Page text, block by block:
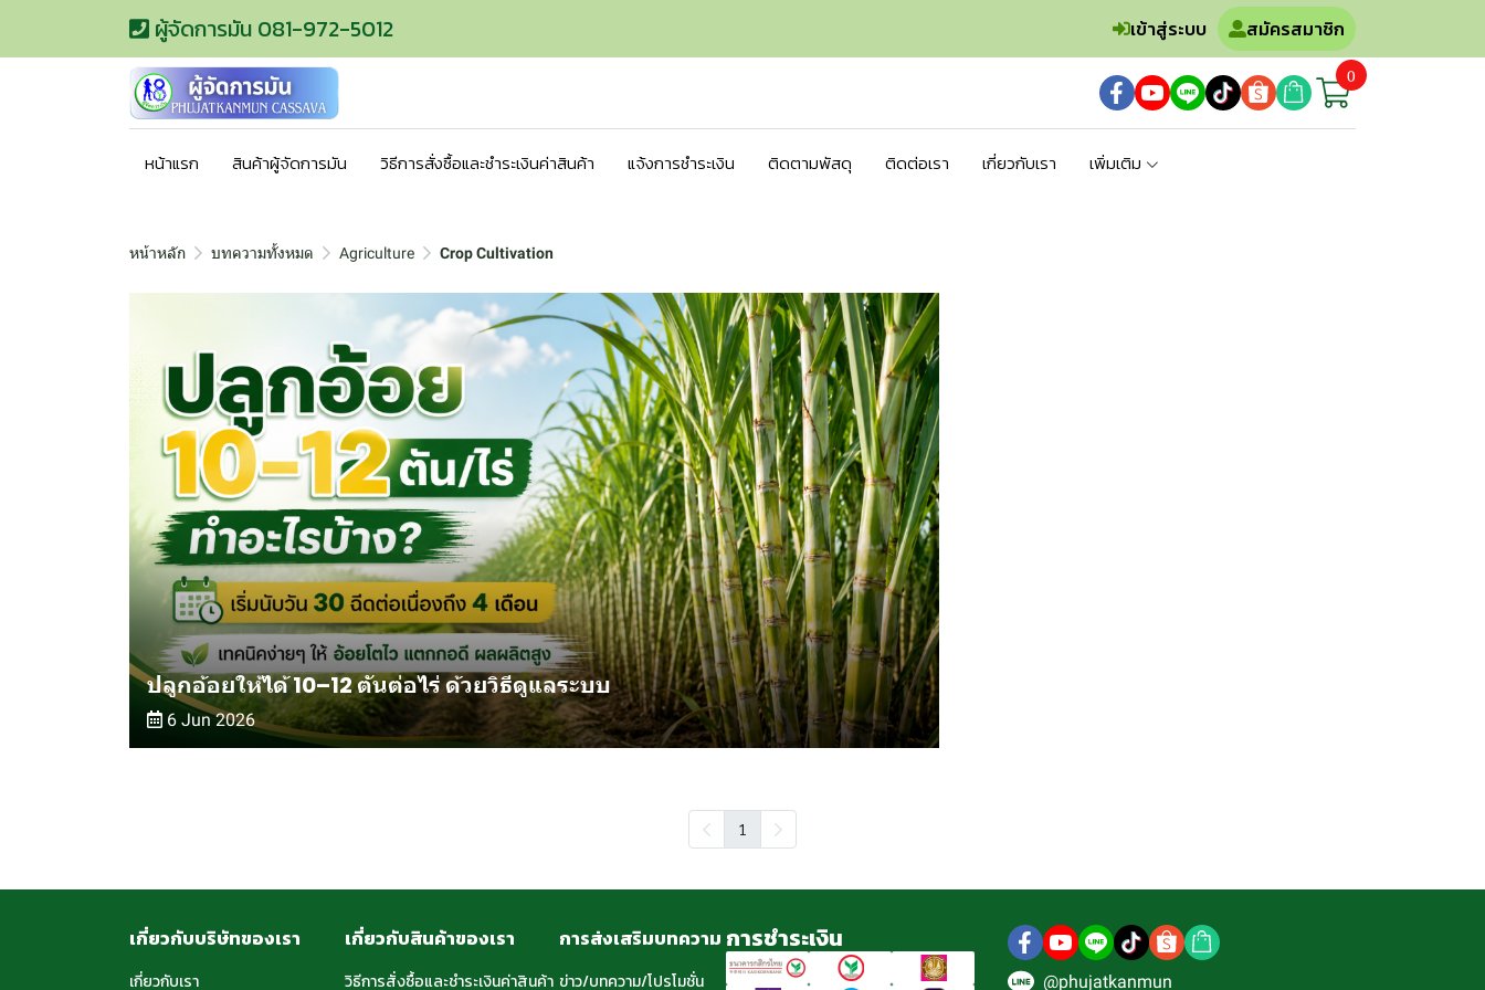
ผู้จัดการมัน 081-972-5012 เข้าสู่ระบบ สมัครสมาชิก
0
หน้าแรก สินค้าผู้จัดการมัน วิธีการสั่งซื้อและชำระเงินค่าสินค้า แจ้งการชำระเงิน ติดตามพัสดุ ติดต่อเรา เกี่ยวกับเรา เพิ่มเติม
หน้าหลัก บทความทั้งหมด Agriculture Crop Cultivation
ปลูกอ้อยให้ได้ 10–12 ตันต่อไร่ ด้วยวิธีดูแลระบบ
6 Jun 2026
1
เกี่ยวกับบริษัทของเรา
เกี่ยวกับเรา
เกี่ยวกับสินค้าของเรา
วิธีการสั่งซื้อและชำระเงินค่าสินค้า
การส่งเสริมบทความ
ข่าว/บทความ/โปรโมชั่น
การชำระเงิน
@phujatkanmun